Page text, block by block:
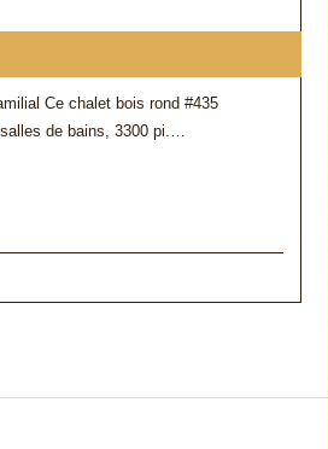
Ce chalet bois rond #435
de bains, 3300 pi.…